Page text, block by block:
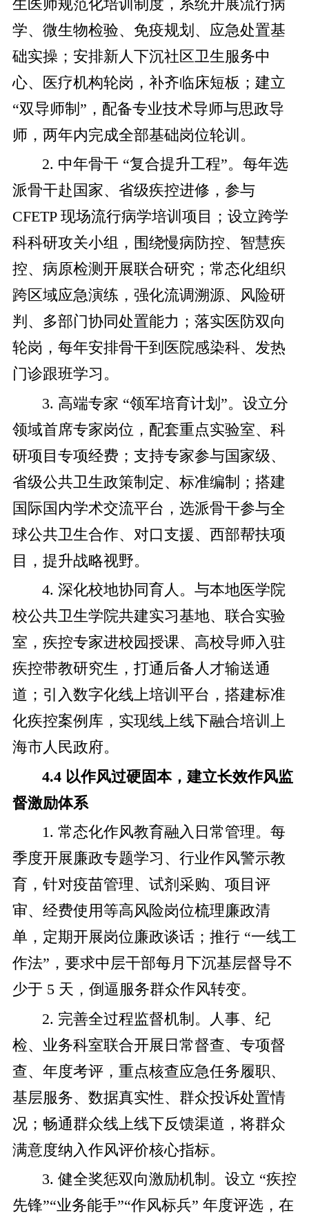
生医师规范化培训制度，系统开展流行病
学、微生物检验、免疫规划、应急处置基
础实操；安排新人下沉社区卫生服务中
心、医疗机构轮岗，补齐临床短板；建立
“双导师制”，配备专业技术导师与思政导
师，两年内完成全部基础岗位轮训。
2. 中年骨干 “复合提升工程”。每年选
派骨干赴国家、省级疾控进修，参与
CFETP 现场流行病学培训项目；设立跨学
科科研攻关小组，围绕慢病防控、智慧疾
控、病原检测开展联合研究；常态化组织
跨区域应急演练，强化流调溯源、风险研
判、多部门协同处置能力；落实医防双向
轮岗，每年安排骨干到医院感染科、发热
门诊跟班学习。
3. 高端专家 “领军培育计划”。设立分
领域首席专家岗位，配套重点实验室、科
研项目专项经费；支持专家参与国家级、
省级公共卫生政策制定、标准编制；搭建
国际国内学术交流平台，选派骨干参与全
球公共卫生合作、对口支援、西部帮扶项
目，提升战略视野。
4. 深化校地协同育人。与本地医学院
校公共卫生学院共建实习基地、联合实验
室，疾控专家进校园授课、高校导师入驻
疾控带教研究生，打通后备人才输送通
道；引入数字化线上培训平台，搭建标准
化疾控案例库，实现线上线下融合培训上
海市人民政府。
4.4 以作风过硬固本，建立长效作风监
督激励体系
1. 常态化作风教育融入日常管理。每
季度开展廉政专题学习、行业作风警示教
育，针对疫苗管理、试剂采购、项目评
审、经费使用等高风险岗位梳理廉政清
单，定期开展岗位廉政谈话；推行 “一线工
作法”，要求中层干部每月下沉基层督导不
少于 5 天，倒逼服务群众作风转变。
2. 完善全过程监督机制。人事、纪
检、业务科室联合开展日常督查、专项督
查、年度考评，重点核查应急任务履职、
基层服务、数据真实性、群众投诉处置情
况；畅通群众线上线下反馈渠道，将群众
满意度纳入作风评价核心指标。
3. 健全奖惩双向激励机制。设立 “疾控
先锋”“业务能手”“作风标兵” 年度评选，在